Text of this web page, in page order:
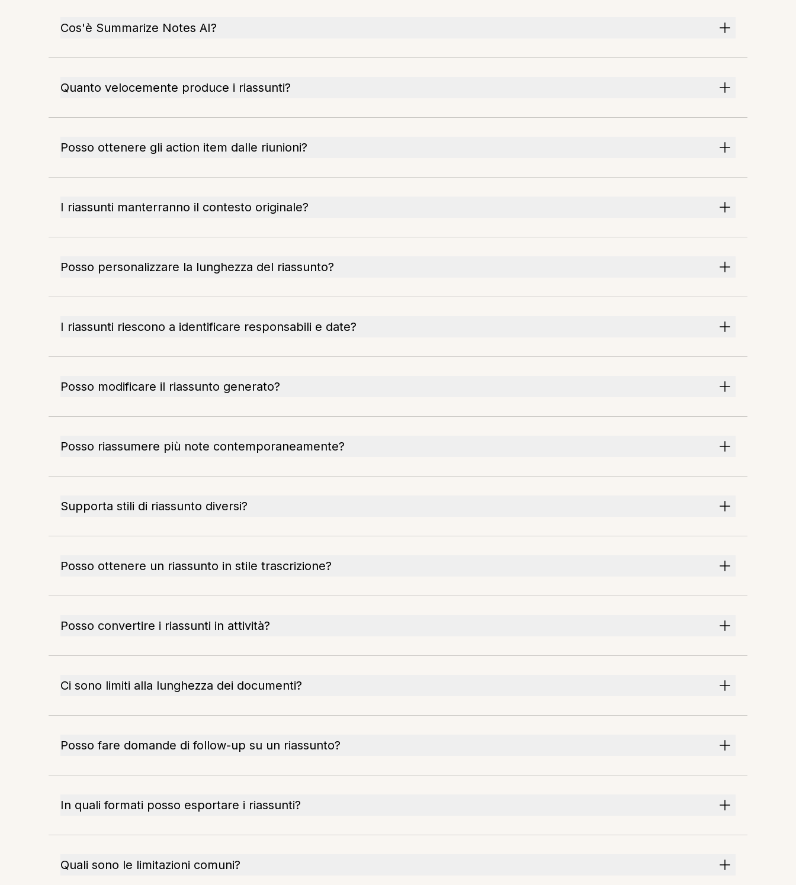
Cos'è Summarize Notes AI?
Quanto velocemente produce i riassunti?
Posso ottenere gli action item dalle riunioni?
I riassunti manterranno il contesto originale?
Posso personalizzare la lunghezza del riassunto?
I riassunti riescono a identificare responsabili e date?
Posso modificare il riassunto generato?
Posso riassumere più note contemporaneamente?
Supporta stili di riassunto diversi?
Posso ottenere un riassunto in stile trascrizione?
Posso convertire i riassunti in attività?
Ci sono limiti alla lunghezza dei documenti?
Posso fare domande di follow-up su un riassunto?
In quali formati posso esportare i riassunti?
Quali sono le limitazioni comuni?